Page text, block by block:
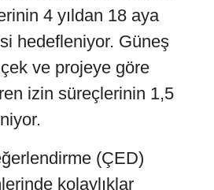
4 yıldan 18 aya
hedefleniyor. Güneş
ve projeye göre
izin süreçlerinin 1,5
(ÇED)
kolaylıklar